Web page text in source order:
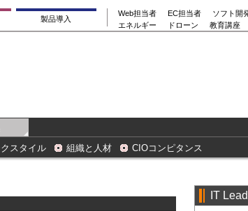
製品導入
Web担当者 EC担当者 ソフト開
エネルギー
ドローン 教育講座
スタイル 組織と人材 CIOコンピタンス
IT